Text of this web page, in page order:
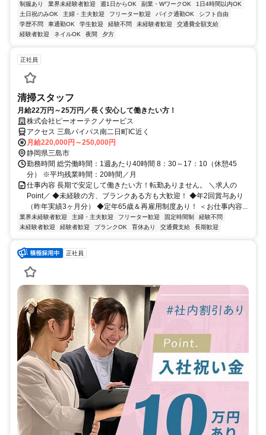
制服あり 業界未経験者歓迎 週1日からOK 副業・WワークOK
1日4時間以内OK
土日祝のみOK
主婦・主夫歓迎 フリーター歓迎 バイク通勤OK
シフト自由
学歴不問
車通勤OK 学生歓迎 経験不問 未経験者歓迎
交通費全額支給
経験者歓迎
ネイルOK 夜間 夕方
正社員
清掃スタッフ
月給22万円～25万円／長く安心して働きたい方！
株式会社ピーオーテクノサービス
アクセス 三島バイパス南二日町IC近く
月給220,000円～250,000円
静岡県三島市
勤務時間 総労働時間：1週あたり40時間 8：30～17：10（休憩45
分） ※平均残業時間：20時間／月
仕事内容 長期で安定して働きたい方！転勤ありません。 ＼求人の
Point／ ◆未経験の方、ブランクある方も大歓迎！ ◆年2回賞与あり
（昨年実績3ヶ月分） ◆定年65歳＆再雇用制度あり！ ＜お仕事内容...
業界未経験者歓迎 主婦・主夫歓迎 フリーター歓迎 固定時間制
経験不問
未経験者歓迎
経験者歓迎 ブランクOK 育休あり 交通費支給 長期歓迎
正社員